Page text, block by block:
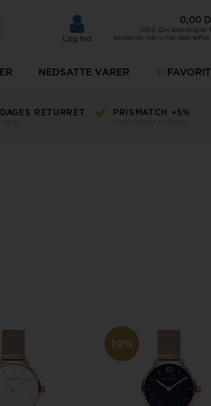
Log ind
0,00
OBS: Din bestilling er
bindende, når vi har bekræftet
Fingerringe
NEDSATTE VARER
PRISMATCH +5%
19%